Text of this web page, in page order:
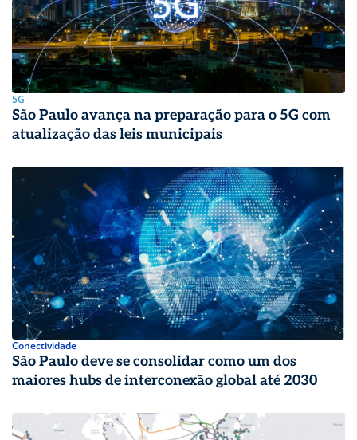
5G
São Paulo avança na preparação para o 5G com
atualização das leis municipais
Conectividade
São Paulo deve se consolidar como um dos
maiores hubs de interconexão global até 2030